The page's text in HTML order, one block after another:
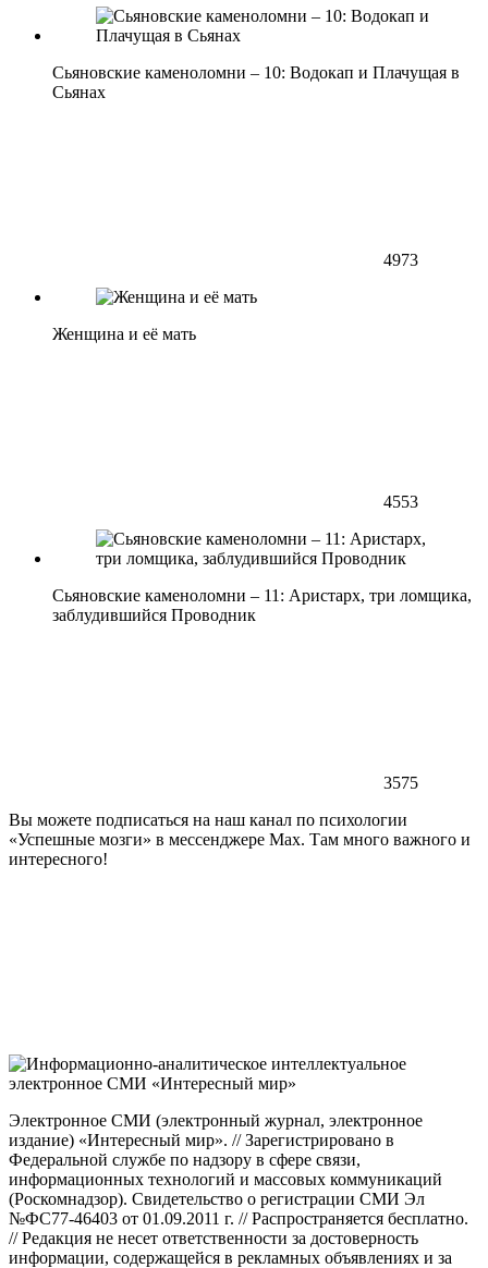
Сьяновские каменоломни – 10: Водокап и Плачущая в
Сьянах
4973
Женщина и её мать
4553
Сьяновские каменоломни – 11: Аристарх, три ломщика,
заблудившийся Проводник
3575
Вы можете подписаться на наш канал по психологии
«Успешные мозги» в мессенджере Max. Там много важного и
интересного!
Электронное СМИ (электронный журнал, электронное
издание) «Интересный мир». // Зарегистрировано в
Федеральной службе по надзору в сфере связи,
информационных технологий и массовых коммуникаций
(Роскомнадзор). Свидетельство о регистрации СМИ Эл
№ФС77-46403 от 01.09.2011 г. // Распространяется бесплатно.
// Редакция не несет ответственности за достоверность
информации, содержащейся в рекламных объявлениях и за